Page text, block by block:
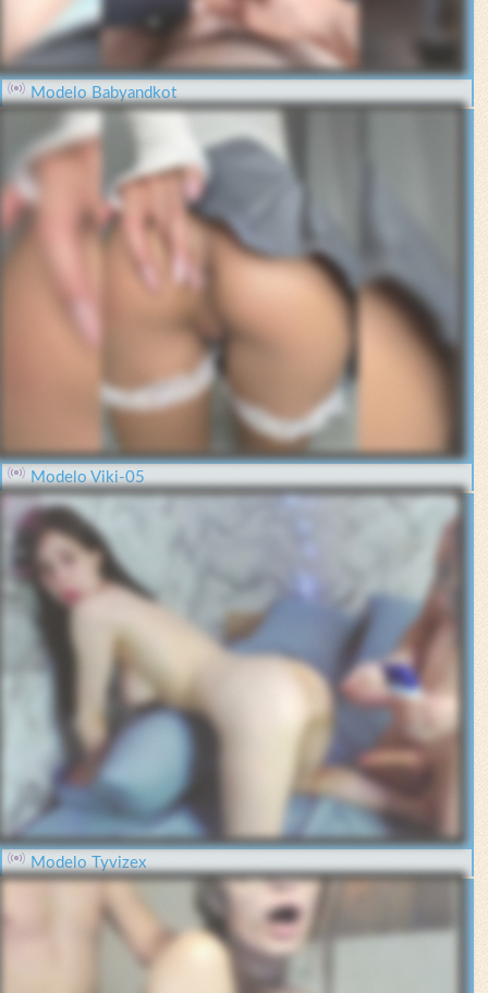
Modelo Babyandkot
Modelo Viki-05
Modelo Tyvizex